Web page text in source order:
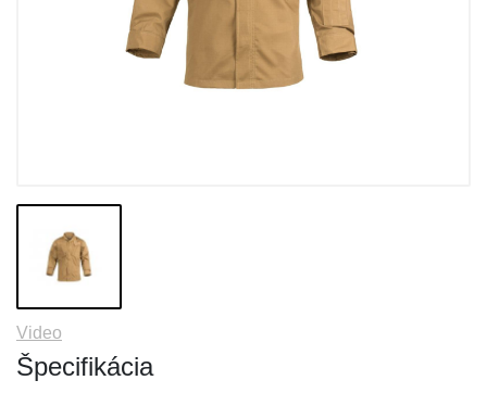
Video
Špecifikácia